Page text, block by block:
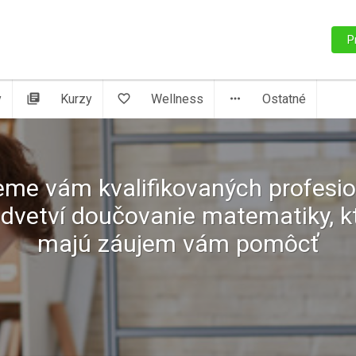
library_books Kurzy favorite_border Wellness more_horiz Ostatné
vám kvalifikovaných
doučovanie matematiky,
majú záujem vám pomôcť